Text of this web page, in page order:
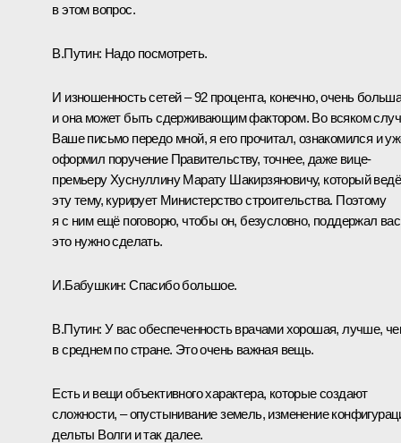
в этом вопрос.
В.Путин: Надо посмотреть.
И изношенность сетей – 92 процента, конечно, очень
и она может быть сдерживающим фактором. Во всяком
Ваше письмо передо мной, я его прочитал, ознакомился и
оформил поручение Правительству, точнее, даже вице-
премьеру ХуснуллинуМарату Шакирзяновичу, который
эту тему, курирует Министерство строительства. Поэтому
я с ним ещё поговорю, чтобы он, безусловно, поддержал
это нужно сделать.
И.Бабушкин: Спасибо большое.
В.Путин: У вас обеспеченность врачами хорошая, лучше,
в среднем по стране. Это очень важная вещь.
Есть и вещи объективного характера, которые создают
сложности, – опустынивание земель, изменение
дельты Волги и так далее.